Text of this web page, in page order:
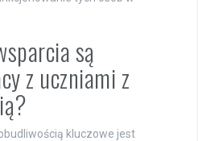
są
z uczniami z
kluczowe jest